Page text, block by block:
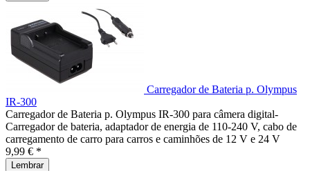
Carregador de Bateria p. Olympus
IR-300
Carregador de Bateria p. Olympus IR-300 para câmera digital-
Carregador de bateria, adaptador de energia de 110-240 V, cabo de
carregamento de carro para carros e caminhões de 12 V e 24 V
9,99 € *
Lembrar